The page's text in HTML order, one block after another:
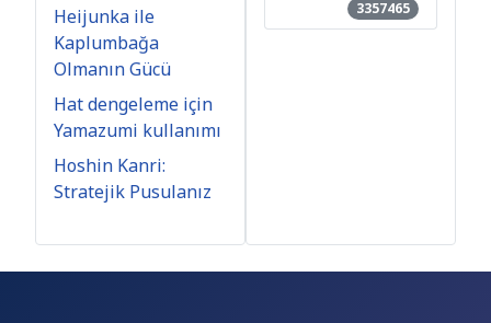
Hat dengeleme için
Yamazumi kullanımı
Hoshin Kanri:
Stratejik Pusulanız
Site haritası